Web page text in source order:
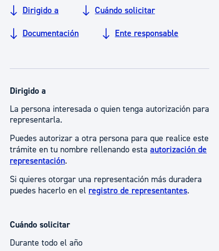
Dirigido a Cuándo solicitar
Documentación Ente responsable
Dirigido a
La persona interesada o quien tenga autorización para
representarla.
Puedes autorizar a otra persona para que realice este
trámite en tu nombre rellenando esta autorización de
representación.
Si quieres otorgar una representación más duradera
puedes hacerlo en el registro de representantes.
Cuándo solicitar
Durante todo el año